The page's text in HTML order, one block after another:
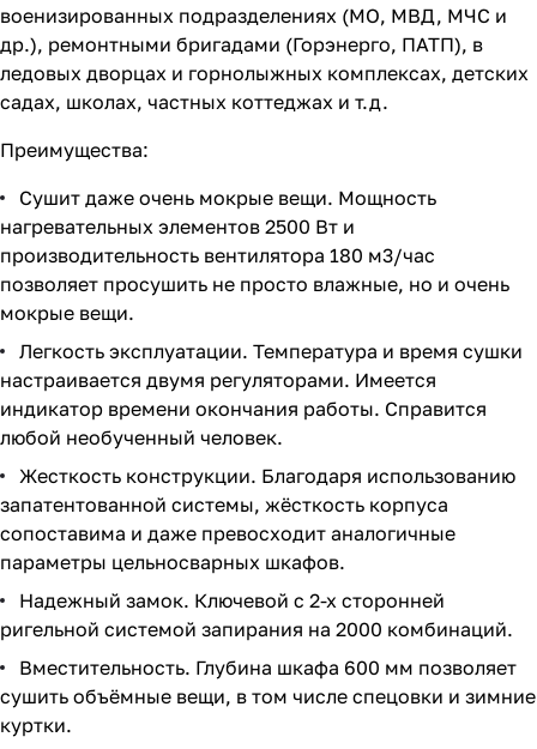
военизированных подразделениях (МО, МВД, МЧС и
др.), ремонтными бригадами (Горэнерго, ПАТП), в
ледовых дворцах и горнолыжных комплексах, детских
садах, школах, частных коттеджах и т.д.
Преимущества:
Сушит даже очень мокрые вещи. Мощность
нагревательных элементов 2500 Вт и
производительность вентилятора 180 м3/час
позволяет просушить не просто влажные, но и очень
мокрые вещи.
Легкость эксплуатации. Температура и время сушки
настраивается двумя регуляторами. Имеется
индикатор времени окончания работы. Справится
любой необученный человек.
Жесткость конструкции. Благодаря использованию
запатентованной системы, жёсткость корпуса
сопоставима и даже превосходит аналогичные
параметры цельносварных шкафов.
Надежный замок. Ключевой с 2-х сторонней
ригельной системой запирания на 2000 комбинаций.
Вместительность. Глубина шкафа 600 мм позволяет
сушить объёмные вещи, в том числе спецовки и зимние
куртки.